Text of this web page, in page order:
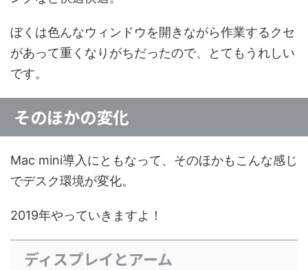
ぼくは色んなウィンドウを開きながら作業するクセ
があって重くなりがちだったので、とてもうれしい
です。
そのほかの変化
Mac mini導入にともなって、そのほかもこんな感じ
でデスク環境が変化。
2019年やっていきますよ！
ディスプレイとアーム